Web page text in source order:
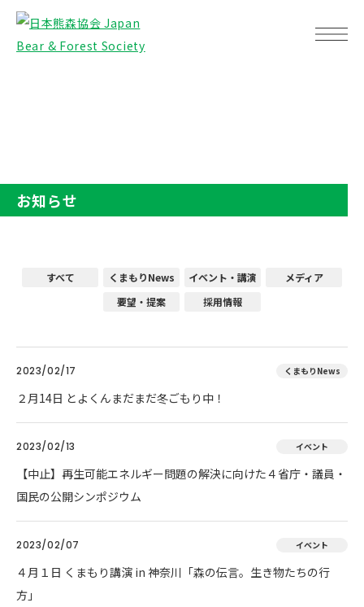
お知らせ
すべて くまもりNews イベント・講演
メディア
要望・提案
採用情報
2023/02/17 くまもりNews
２月14日 とよくんまだまだ冬ごもり中！
2023/02/13 イベント
【中止】再生可能エネルギー問題の解決に向けた４省庁・議員・
国民の公開シンポジウム
2023/02/07 イベント
４月１日 くまもり講演 in 神奈川「森の伝言。生き物たちの行
方」